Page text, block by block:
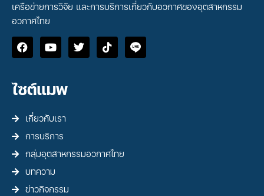
เครือข่ายการวิจัย และการบริการเกี่ยวกับอวกาศของอุตสาหกรรม
อวกาศไทย
ไซต์แมพ
เกี่ยวกับเรา
การบริการ
กลุ่มอุตสาหกรรมอวกาศไทย
บทความ
ข่าวกิจกรรม